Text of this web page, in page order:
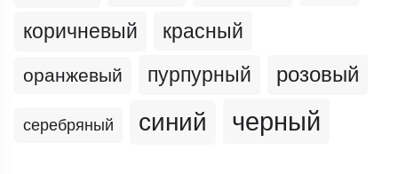
коричневый красный
оранжевый пурпурный розовый
серебряный синий черный